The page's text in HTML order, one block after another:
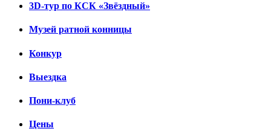
3D-тур по КСК «Звёздный»
Музей ратной конницы
Конкур
Выездка
Пони-клуб
Цены